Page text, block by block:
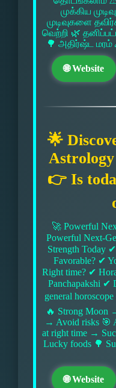
முக்கிய
முடிவுகளை
வெற்றி 🌿
🌳 அதிர்ஷ்ட
🌐 Website
🌟
👉 Is
🚀 Powerful
Powerful Next-
Strength Today
Favorable? ✔
Right time? ✔
Panchapakshi ✔
general
🔥 Strong Moon
→ Avoid risks 🎯
at right time →
Lucky foods 🌳
🌐 Website